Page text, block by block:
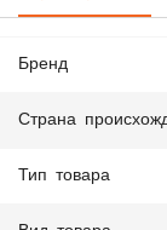
Бренд
Страна
Тип товара